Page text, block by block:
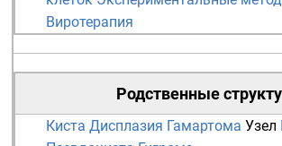
Виротерапия
Родственные
Киста Дисплазия Гамартома Узел